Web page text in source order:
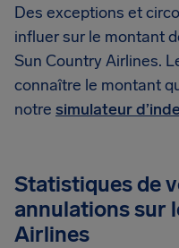
Des exceptions et
influer sur le montant
Sun Country Airlines.
connaître le montant
notre simulateur
Statistiques de
annulations sur
Airlines